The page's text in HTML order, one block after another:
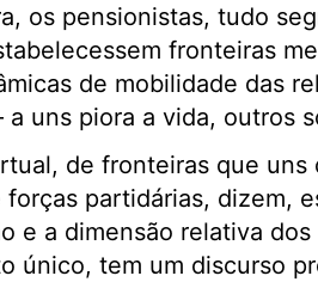
os pensionistas, tudo
fronteiras
de mobilidade das
uns piora a vida, outros
de fronteiras que uns
partidárias, dizem,
e a dimensão relativa
único, tem um discurso